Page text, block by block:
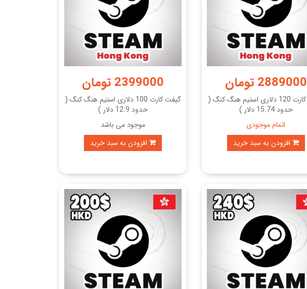
2399000 تومان
گیفت کارت 100 دلاری استیم هنگ کنگ (
حدود 12.9 دلار )
موجود می باشد
افزودن به سبد خرید
2889000 تومان
گیفت کارت 120 دلاری استیم هنگ کنگ (
حدود 15.74 دلار )
اتمام موجودی
افزودن به سبد خرید